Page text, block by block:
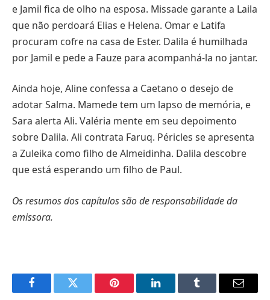
e Jamil fica de olho na esposa. Missade garante a Laila
que não perdoará Elias e Helena. Omar e Latifa
procuram cofre na casa de Ester. Dalila é humilhada
por Jamil e pede a Fauze para acompanhá-la no jantar.
Ainda hoje, Aline confessa a Caetano o desejo de
adotar Salma. Mamede tem um lapso de memória, e
Sara alerta Ali. Valéria mente em seu depoimento
sobre Dalila. Ali contrata Faruq. Péricles se apresenta
a Zuleika como filho de Almeidinha. Dalila descobre
que está esperando um filho de Paul.
Os resumos dos capítulos são de responsabilidade da
emissora.
FacebookTwitter Pinterest LinkedInTumblr
E-